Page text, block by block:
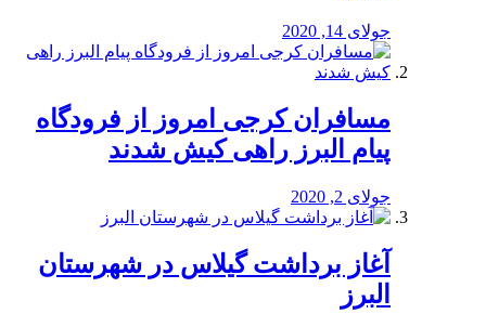
جولای 14, 2020
مسافران کرجی امروز از فرودگاه
پیام البرز راهی کیش شدند
جولای 2, 2020
آغاز برداشت گیلاس در شهرستان
البرز